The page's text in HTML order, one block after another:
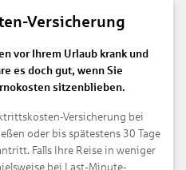
Versicherung
vor Ihrem Urlaub krank und
es doch gut, wenn Sie
sitzenblieben.
Versicherung bei
oder bis spätestens 30 Tage
Falls Ihre Reise in weniger
bei Last-Minute-